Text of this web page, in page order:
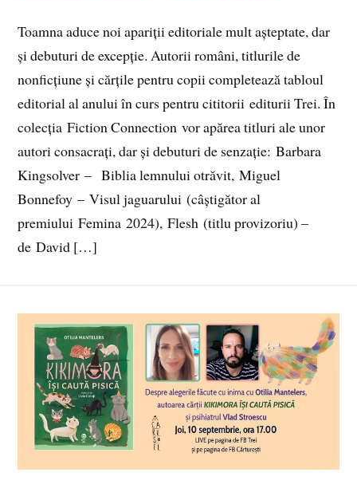
Toamna aduce noi apariții editoriale mult așteptate, dar
și debuturi de excepție. Autorii români, titlurile de
nonficțiune și cărțile pentru copii completează tabloul
editorial al anului în curs pentru cititorii editurii Trei. În
colecția Fiction Connection vor apărea titluri ale unor
autori consacrați, dar și debuturi de senzație: Barbara
Kingsolver – Biblia lemnului otrăvit, Miguel
Bonnefoy – Visul jaguarului (câștigător al
premiului Femina 2024), Flesh (titlu provizoriu) –
de David […]